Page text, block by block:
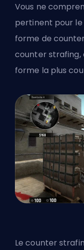
Vous ne
pertinent pour le
forme de
counter strafing,
forme la plus
Le counter